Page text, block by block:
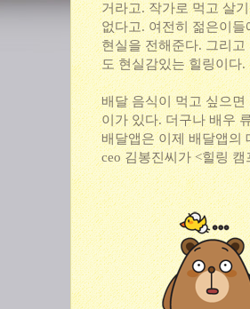
거라고. 작가로 먹고 살
없다고. 여전히 젊은이
현실을 전해준다. 그리
도 현실감있는 힐링이다.
배달 음식이 먹고 싶으
이가 있다. 더구나 배우
배달앱은 이제 배달앱의
ceo 김봉진씨가 <힐링